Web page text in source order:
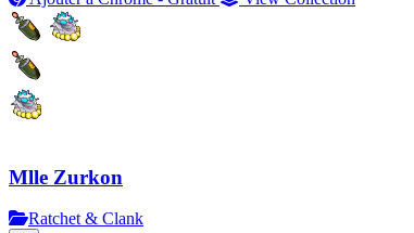
Mlle Zurkon
Ratchet & Clank